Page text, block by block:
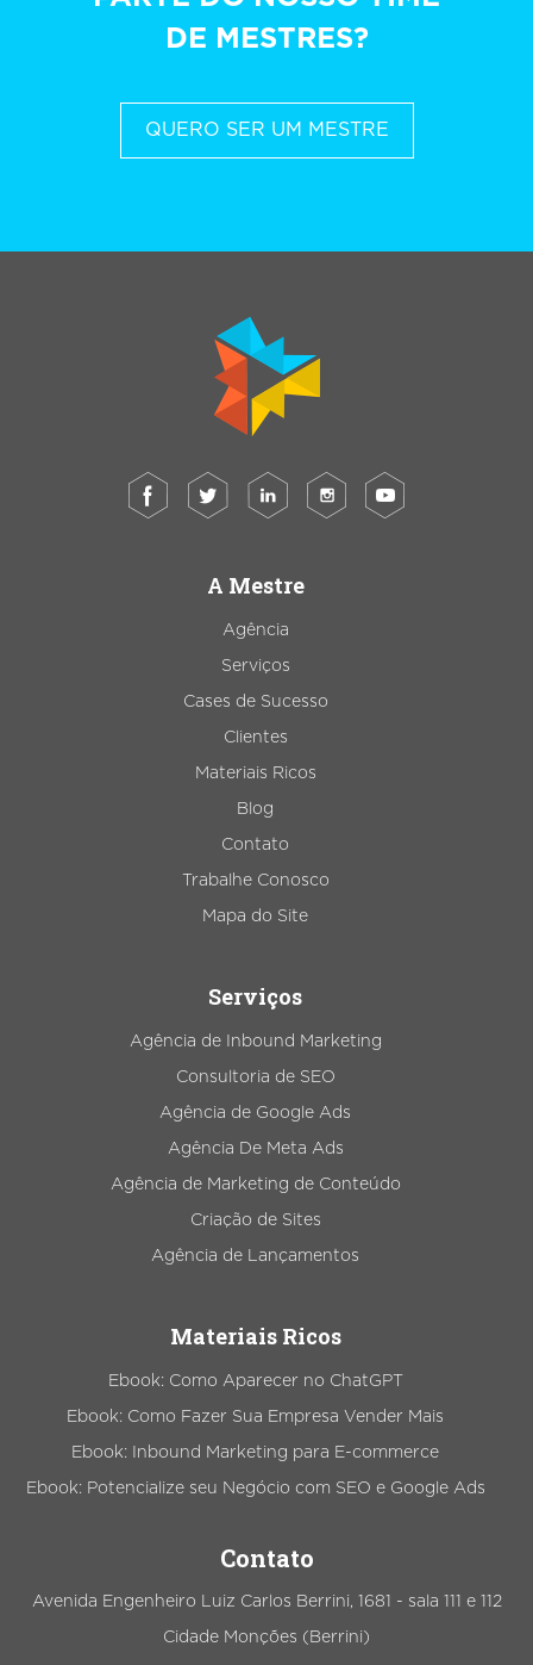
DE MESTRES?
QUERO SER UM MESTRE
A Mestre
Agência
Serviços
Cases de Sucesso
Clientes
Materiais Ricos
Blog
Contato
Trabalhe Conosco
Mapa do Site
Serviços
Agência de Inbound Marketing
Consultoria de SEO
Agência de Google Ads
Agência De Meta Ads
Agência de Marketing de Conteúdo
Criação de Sites
Agência de Lançamentos
Materiais Ricos
Ebook: Como Aparecer no ChatGPT
Ebook: Como Fazer Sua Empresa Vender Mais
Ebook: Inbound Marketing para E-commerce
Ebook: Potencialize seu Negócio com SEO e Google Ads
Contato
Avenida Engenheiro Luiz Carlos Berrini, 1681 - sala 111 e 112
Cidade Monções (Berrini)